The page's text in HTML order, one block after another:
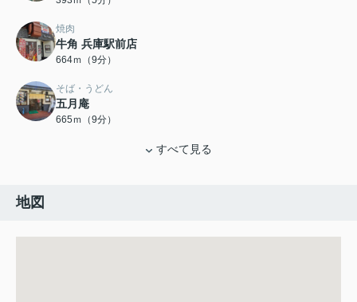
焼肉
牛角 兵庫駅前店
664ｍ（9分）
そば・うどん
五月庵
665ｍ（9分）
すべて見る
地図